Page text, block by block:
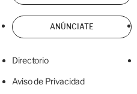
ANÚNCIATE
Directorio
Aviso de Privacidad